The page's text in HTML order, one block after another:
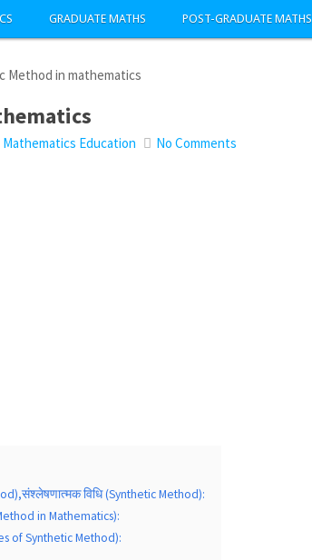
GRADUATE MATHS POST-GRADUATE MATHS
Method in mathematics
Mathematics Education No Comments
विधि (Synthetic Method):
in Mathematics):
of Synthetic Method):